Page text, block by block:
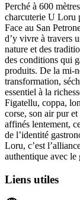
Perché à 600
charcuterie U Loru
Face au San
d’y vivre à travers
nature et des
des conditions qui
produits. De la mi-
transformation,
essentiel à la
Figatellu, coppa,
corse, son air pur
affinés lentement,
de l’identité
Loru, c’est
authentique avec
Liens utiles